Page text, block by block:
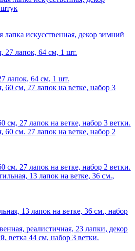
лапка искусственная, декор зимний
лапок, 64 см, 1 шт.
см, 27 лапок на ветке, набор 3 ветки.
см. 27 лапок на ветке, набор 2 ветки.
13 лапок на ветке, 36 см., набор